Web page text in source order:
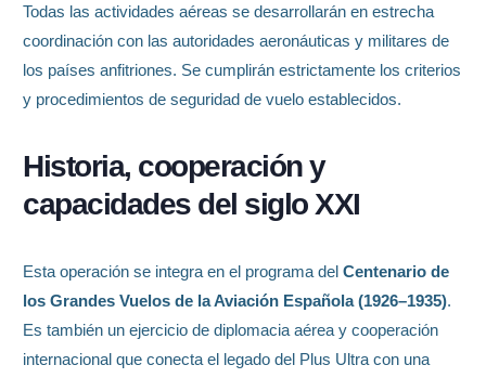
Todas las actividades aéreas se desarrollarán en estrecha
coordinación con las autoridades aeronáuticas y militares de
los países anfitriones. Se cumplirán estrictamente los criterios
y procedimientos de seguridad de vuelo establecidos.
Historia, cooperación y
capacidades del siglo XXI
Esta operación se integra en el programa del Centenario de
los Grandes Vuelos de la Aviación Española (1926–1935).
Es también un ejercicio de diplomacia aérea y cooperación
internacional que conecta el legado del Plus Ultra con una